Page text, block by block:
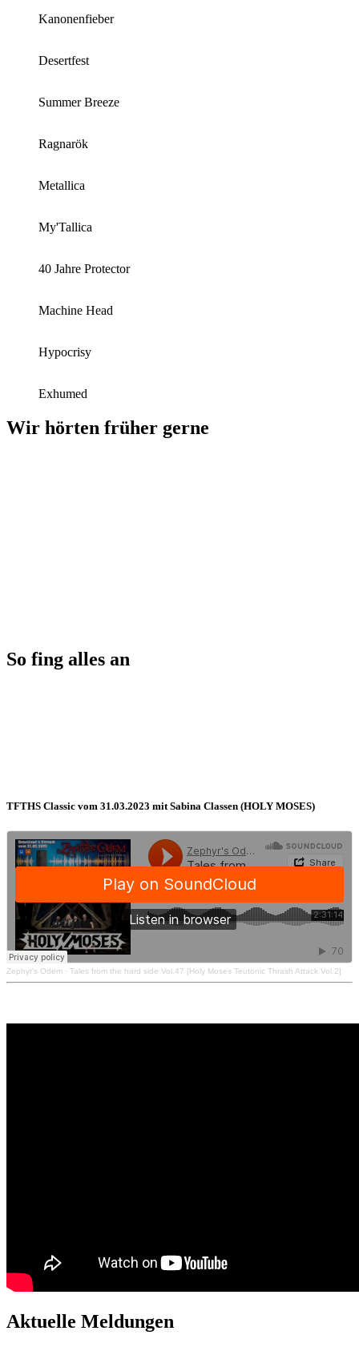
Kanonenfieber
Desertfest
Summer Breeze
Ragnarök
Metallica
My'Tallica
40 Jahre Protector
Machine Head
Hypocrisy
Exhumed
Wir hörten früher gerne
So fing alles an
TFTHS Classic vom 31.03.2023 mit Sabina Classen (HOLY MOSES)
Zephyr's Odem · Tales from the hard side Vol.47 [Holy Moses Teutonic Thrash Attack Vol.2]
Aktuelle Meldungen